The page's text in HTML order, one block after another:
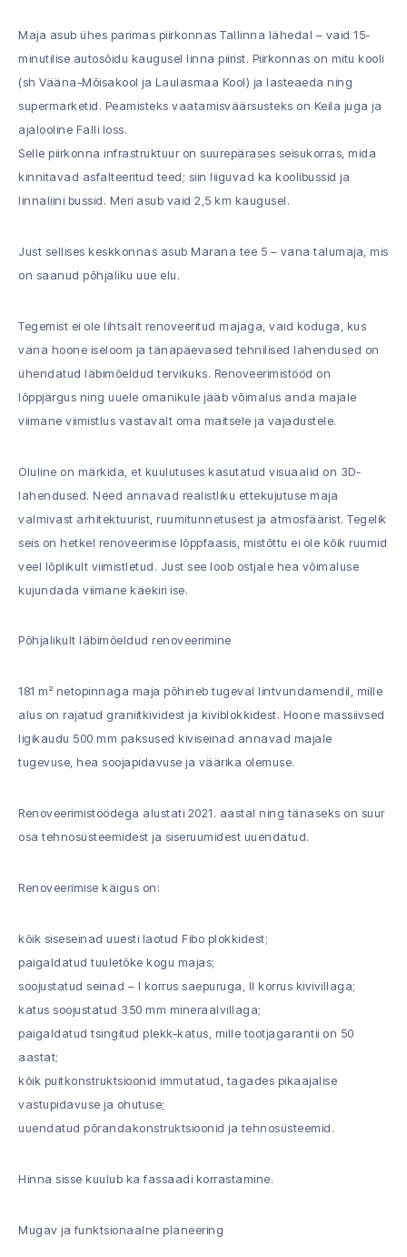
Maja asub ühes parimas piirkonnas Tallinna lähedal – vaid 15-
minutilise autosõidu kaugusel linna piirist. Piirkonnas on mitu kooli
(sh Vääna-Mõisakool ja Laulasmaa Kool) ja lasteaeda ning
supermarketid. Peamisteks vaatamisväärsusteks on Keila juga ja
ajalooline Falli loss.
Selle piirkonna infrastruktuur on suurepärases seisukorras, mida
kinnitavad asfalteeritud teed; siin liiguvad ka koolibussid ja
linnaliini bussid. Meri asub vaid 2,5 km kaugusel.
Just sellises keskkonnas asub Marana tee 5 – vana talumaja, mis
on saanud põhjaliku uue elu.
Tegemist ei ole lihtsalt renoveeritud majaga, vaid koduga, kus
vana hoone iseloom ja tänapäevased tehnilised lahendused on
ühendatud läbimõeldud tervikuks. Renoveerimistööd on
lõppjärgus ning uuele omanikule jääb võimalus anda majale
viimane viimistlus vastavalt oma maitsele ja vajadustele.
Oluline on märkida, et kuulutuses kasutatud visuaalid on 3D-
lahendused. Need annavad realistliku ettekujutuse maja
valmivast arhitektuurist, ruumitunnetusest ja atmosfäärist. Tegelik
seis on hetkel renoveerimise lõppfaasis, mistõttu ei ole kõik ruumid
veel lõplikult viimistletud. Just see loob ostjale hea võimaluse
kujundada viimane käekiri ise.
Põhjalikult läbimõeldud renoveerimine
181 m² netopinnaga maja põhineb tugeval lintvundamendil, mille
alus on rajatud graniitkividest ja kiviblokkidest. Hoone massiivsed
ligikaudu 500 mm paksused kiviseinad annavad majale
tugevuse, hea soojapidavuse ja väärika olemuse.
Renoveerimistöödega alustati 2021. aastal ning tänaseks on suur
osa tehnosüsteemidest ja siseruumidest uuendatud.
Renoveerimise käigus on:
kõik siseseinad uuesti laotud Fibo plokkidest;
paigaldatud tuuletõke kogu majas;
soojustatud seinad – I korrus saepuruga, II korrus kivivillaga;
katus soojustatud 350 mm mineraalvillaga;
paigaldatud tsingitud plekk-katus, mille tootjagarantii on 50
aastat;
kõik puitkonstruktsioonid immutatud, tagades pikaajalise
vastupidavuse ja ohutuse;
uuendatud põrandakonstruktsioonid ja tehnosüsteemid.
Hinna sisse kuulub ka fassaadi korrastamine.
Mugav ja funktsionaalne planeering